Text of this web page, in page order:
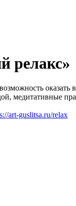
релакс»
медитативные
art-guslitsa.ru/relax